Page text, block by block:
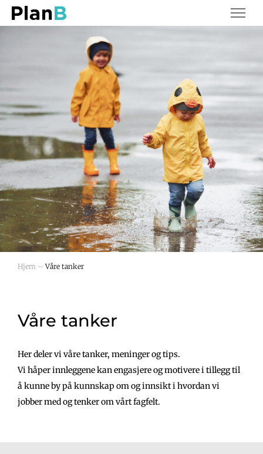
Våre tjenester
Våre tanker
Dette er PlanB
Kontakt oss
Hjem –Våre tanker
Våre tanker
Her deler vi våre tanker, meninger og tips.
Vi håper innleggene kan engasjere og motivere i tillegg til
å kunne by på kunnskap om og innsikt i hvordan vi
jobber med og tenker om vårt fagfelt.